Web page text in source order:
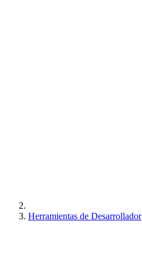
Herramientas de Desarrollador